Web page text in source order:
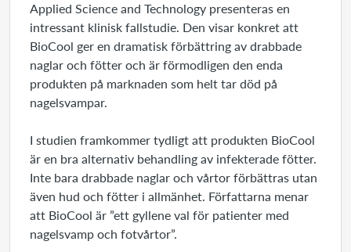
Applied Science and Technology presenteras en
intressant klinisk fallstudie. Den visar konkret att
BioCool ger en dramatisk förbättring av drabbade
naglar och fötter och är förmodligen den enda
produkten på marknaden som helt tar död på
nagelsvampar.
I studien framkommer tydligt att produkten BioCool
är en bra alternativ behandling av infekterade fötter.
Inte bara drabbade naglar och vårtor förbättras utan
även hud och fötter i allmänhet. Författarna menar
att BioCool är ”ett gyllene val för patienter med
nagelsvamp och fotvårtor”.